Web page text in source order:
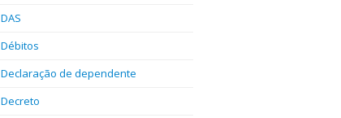
DAS
Débitos
Declaração de dependente
Decreto